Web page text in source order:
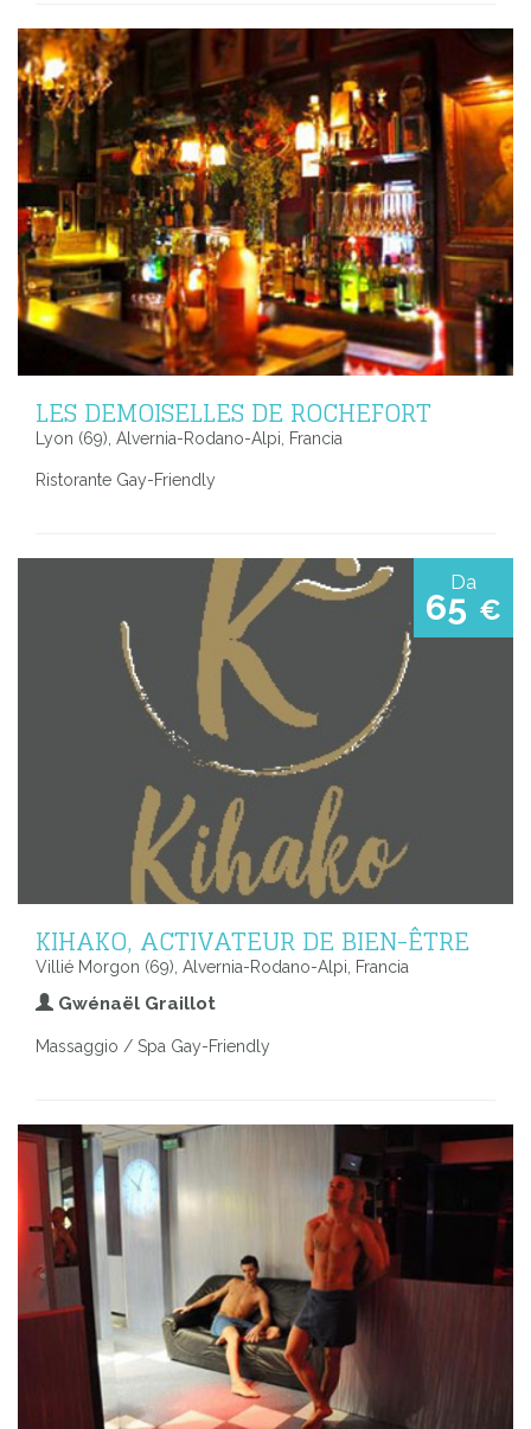
LES DEMOISELLES DE ROCHEFORT
Lyon (69), Alvernia-Rodano-Alpi, Francia
Ristorante Gay-Friendly
Da
65 €
KIHAKO, ACTIVATEUR DE BIEN-ÊTRE
Villié Morgon (69), Alvernia-Rodano-Alpi, Francia
Gwénaël Graillot
Massaggio / Spa Gay-Friendly